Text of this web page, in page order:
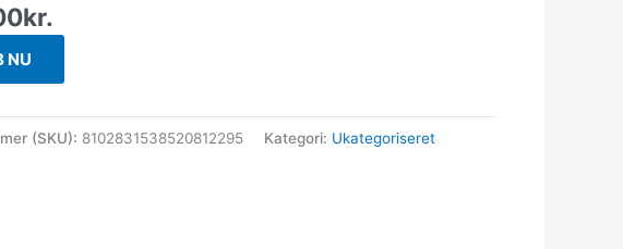
kr.
NU
(SKU): 8102831538520812295 Kategori: Ukategoriseret